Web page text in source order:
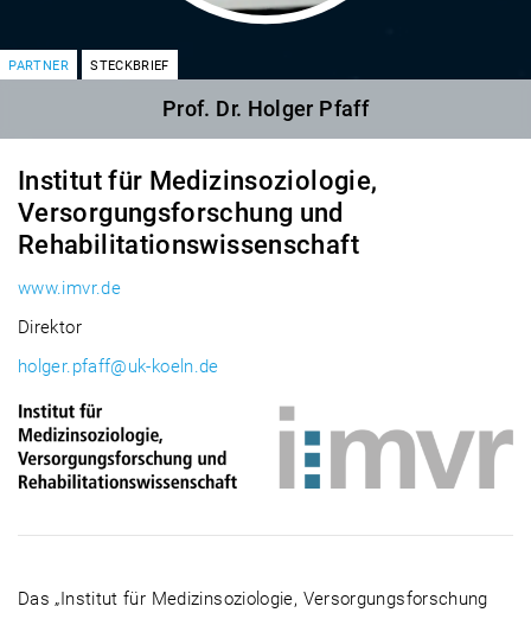
PARTNER STECKBRIEF
Prof. Dr. Holger Pfaff
Institut für Medizinsoziologie,
Versorgungsforschung und
Rehabilitationswissenschaft
www.imvr.de
Direktor
holger.pfaff@uk-koeln.de
Das „Institut für Medizinsoziologie, Versorgungsforschung